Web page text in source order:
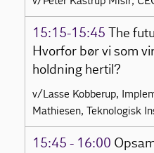
15:15-15:45 The
Hvorfor bør vi som
holdning hertil?
v/Lasse Kobberup,
Mathiesen, Teknologisk
15:45 - 16:00